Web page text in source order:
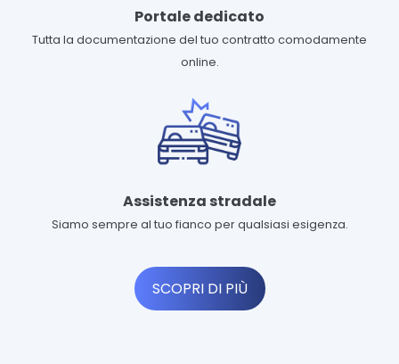
Portale dedicato
Tutta la documentazione del tuo contratto comodamente
online.
Assistenza stradale
Siamo sempre al tuo fianco per qualsiasi esigenza.
SCOPRI DI PIÙ